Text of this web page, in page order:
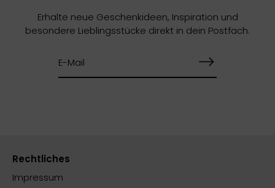
Erhalte neue Geschenkideen, Inspiration und
besondere Lieblingsstücke direkt in dein Postfach.
Rechtliches
Impressum